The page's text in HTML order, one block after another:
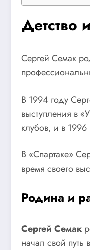
Детство
Сергей Семак
В 1994 году
выступления в
клубов, и в
В «Спартаке»
время своего
Родина и
Сергей Семак
начал свой путь